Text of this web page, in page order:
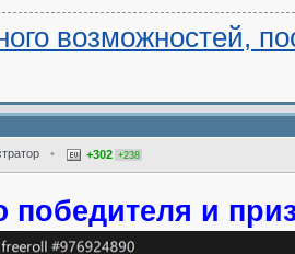
возможностей,
• +302 +238
победителя и